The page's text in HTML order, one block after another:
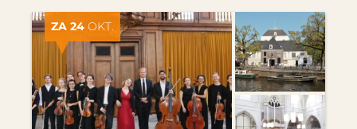
ZA 24 OKT.